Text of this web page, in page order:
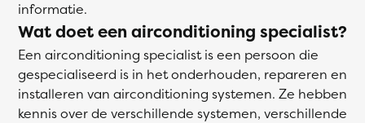
informatie.
Wat doet een airconditioning specialist?
Een airconditioning specialist is een persoon die
gespecialiseerd is in het onderhouden, repareren en
installeren van airconditioning systemen. Ze hebben
kennis over de verschillende systemen, verschillende